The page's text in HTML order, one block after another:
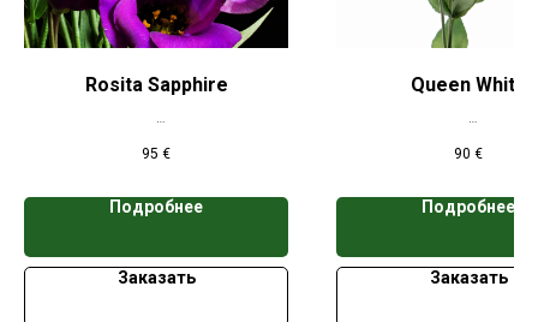
Rosita Sapphire
кассет
95 €
Подробнее
Заказать
Queen White
кассет
90 €
Подробнее
Заказать